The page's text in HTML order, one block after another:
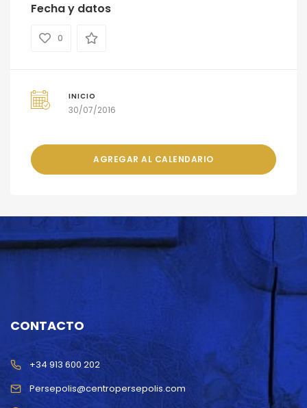
Fecha y datos
0
INICIO
30/07/2016
AGREGAR AL CALENDARIO
CONTACTO
Persepolis@centropersepolis.com
+34 913 600 202